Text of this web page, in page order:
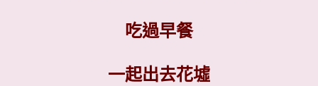
吃過早餐
一起出去花墟